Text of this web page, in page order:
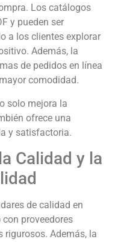
Los catálogos
y pueden ser
a los clientes explorar
Además, la
de pedidos en línea
comodidad.
solo mejora la
ofrece una
y satisfactoria.
Calidad y la
de calidad en
proveedores
rigurosos. Además, la